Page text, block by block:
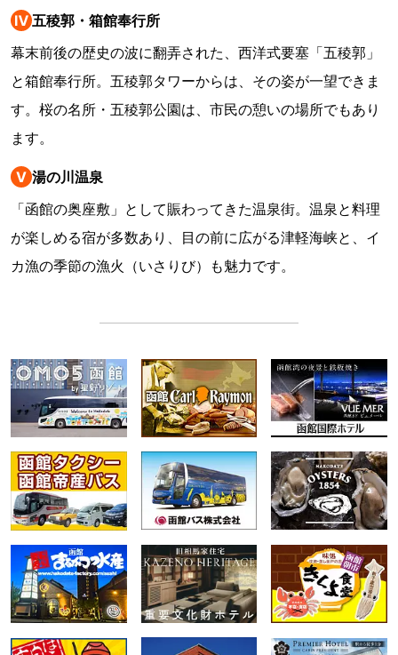
Ⅳ五稜郭・箱館奉行所
幕末前後の歴史の波に翻弄された、西洋式要塞「五稜郭」
と箱館奉行所。五稜郭タワーからは、その姿が一望できま
す。桜の名所・五稜郭公園は、市民の憩いの場所でもあり
ます。
Ⅴ 湯の川温泉
「函館の奥座敷」として賑わってきた温泉街。温泉と料理
が楽しめる宿が多数あり、目の前に広がる津軽海峡と、イ
カ漁の季節の漁火（いさりび）も魅力です。